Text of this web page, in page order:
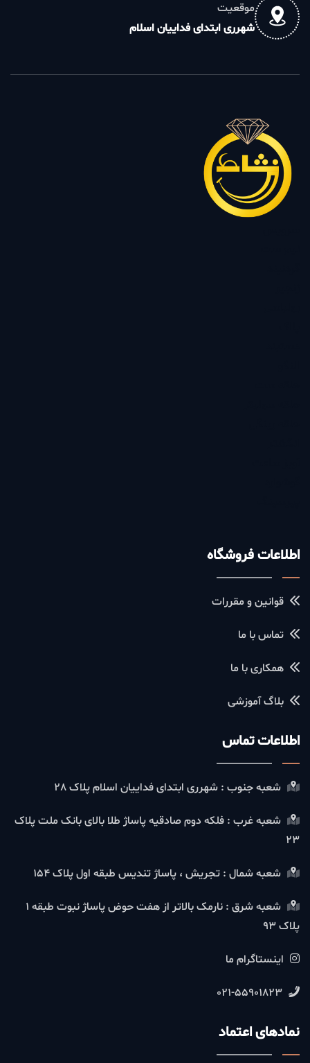
موقعیت
شهرری ابتدای فداییان اسلام
اطلاعات فروشگاه
قوانین و مقررات
تماس با ما
همکاری با ما
بلاگ آموزشی
اطلاعات تماس
شعبه جنوب : شهرری ابتدای فداییان اسلام پلاک 28
شعبه غرب : فلکه دوم صادقیه پاساژ طلا بالای بانک ملت پلاک
23
شعبه شمال : تجریش ، پاساژ تندیس طبقه اول پلاک 154
شعبه شرق : نارمک بالاتر از هفت حوض پاساژ نبوت طبقه 1
پلاک 93
اینستاگرام ما
021-55901823
نمادهای اعتماد